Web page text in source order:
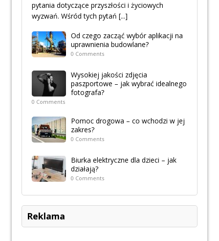
pytania dotyczące przyszłości i życiowych
wyzwań. Wśród tych pytań [...]
Od czego zacząć wybór aplikacji na
uprawnienia budowlane?
0 Comments
Wysokiej jakości zdjęcia
paszportowe – jak wybrać idealnego
fotografa?
0 Comments
Pomoc drogowa – co wchodzi w jej
zakres?
0 Comments
Biurka elektryczne dla dzieci – jak
działają?
0 Comments
Reklama